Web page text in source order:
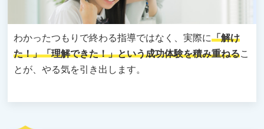
わかったつもりで終わる指導ではなく、実際に「解け
た！」「理解できた！」という成功体験を積み重ねるこ
とが、やる気を引き出します。